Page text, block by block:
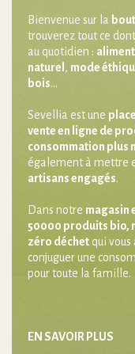
Bienvenue sur la
trouverez tout ce
au quotidien :
naturel , mode
bois…
Sevellia est une
vente en ligne de
consommation plus
également à mettre
artisans engagés.
Dans notre magasin
50000 produits bio,
zéro déchetqui
conjuguer une
pour toute la famille.
EN SAVOIR PLUS